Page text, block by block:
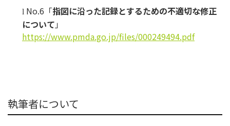
l No.6「指図に沿った記録とするための不適切な修正
について 」
https://www.pmda.go.jp/files/000249494.pdf
執筆者について